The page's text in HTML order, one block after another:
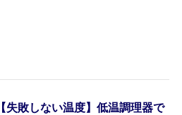
【失敗しない温度】低温調理器で